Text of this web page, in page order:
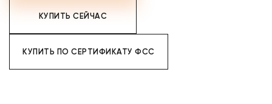
КУПИТЬ СЕЙЧАС
КУПИТЬ ПО СЕРТИФИКАТУ ФСС